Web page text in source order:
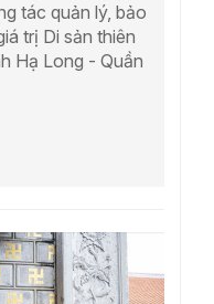
tác quản lý, bảo
trị Di sản thiên
Hạ Long - Quần